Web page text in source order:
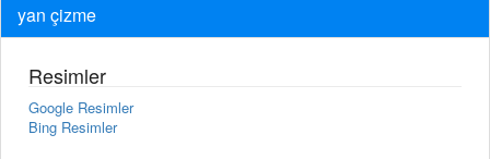
yan çizme
Resimler
Google Resimler
Bing Resimler